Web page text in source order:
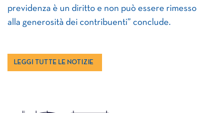
previdenza è un diritto e non può essere rimesso
alla generosità dei contribuenti” conclude.
LEGGI TUTTE LE NOTIZIE